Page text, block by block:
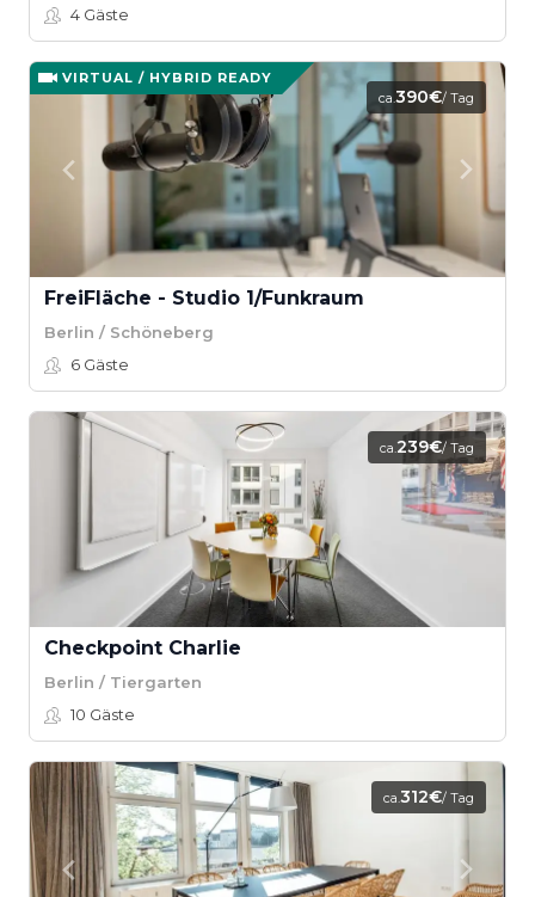
4 Gäste
VIRTUAL / HYBRID READY
ca.390€/ Tag
FreiFläche - Studio 1/Funkraum
Berlin / Schöneberg
6 Gäste
ca.239€/ Tag
Checkpoint Charlie
Berlin / Tiergarten
10 Gäste
ca.312€/ Tag